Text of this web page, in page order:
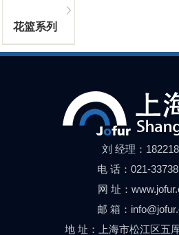
花篮系列
刘 经理：
电 话：021-
网 址：
邮 箱：
地 址：上海市松江区五